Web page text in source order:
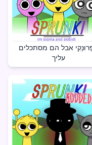
אבל הם מסתכלים
עליך